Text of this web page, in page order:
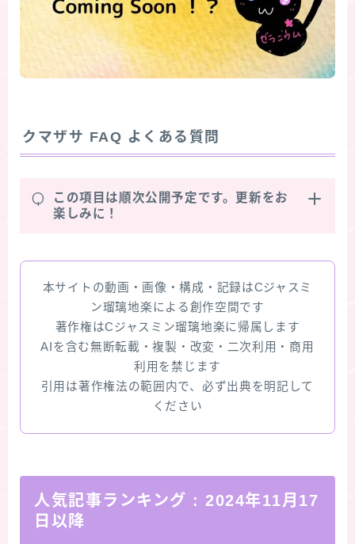
クマザサ FAQ よくある質問
Q
この項目は順次公開予定です。更新をお
楽しみに！
本サイトの動画・画像・構成・記録はCジャスミ
ン瑠璃地楽による創作空間です
著作権はCジャスミン瑠璃地楽に帰属します
AIを含む無断転載・複製・改変・二次利用・商用
利用を禁じます
引用は著作権法の範囲内で、必ず出典を明記して
ください
人気記事ランキング : 2024年11月17
日以降